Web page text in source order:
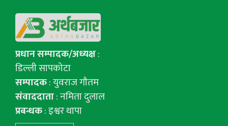
प्रधान सम्पादक/अध्यक्ष:
डिल्ली सापकोटा
सम्पादक: युवराज गाैतम
संवाददाता: नमिता दुलाल
प्रबन्धक: इश्वर थापा